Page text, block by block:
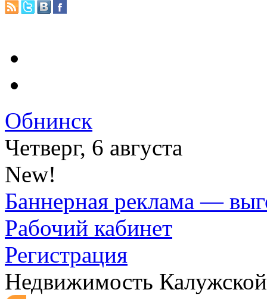
Обнинск
Четверг, 6 августа
New!
Баннерная реклама —
Рабочий кабинет
Регистрация
Недвижимость